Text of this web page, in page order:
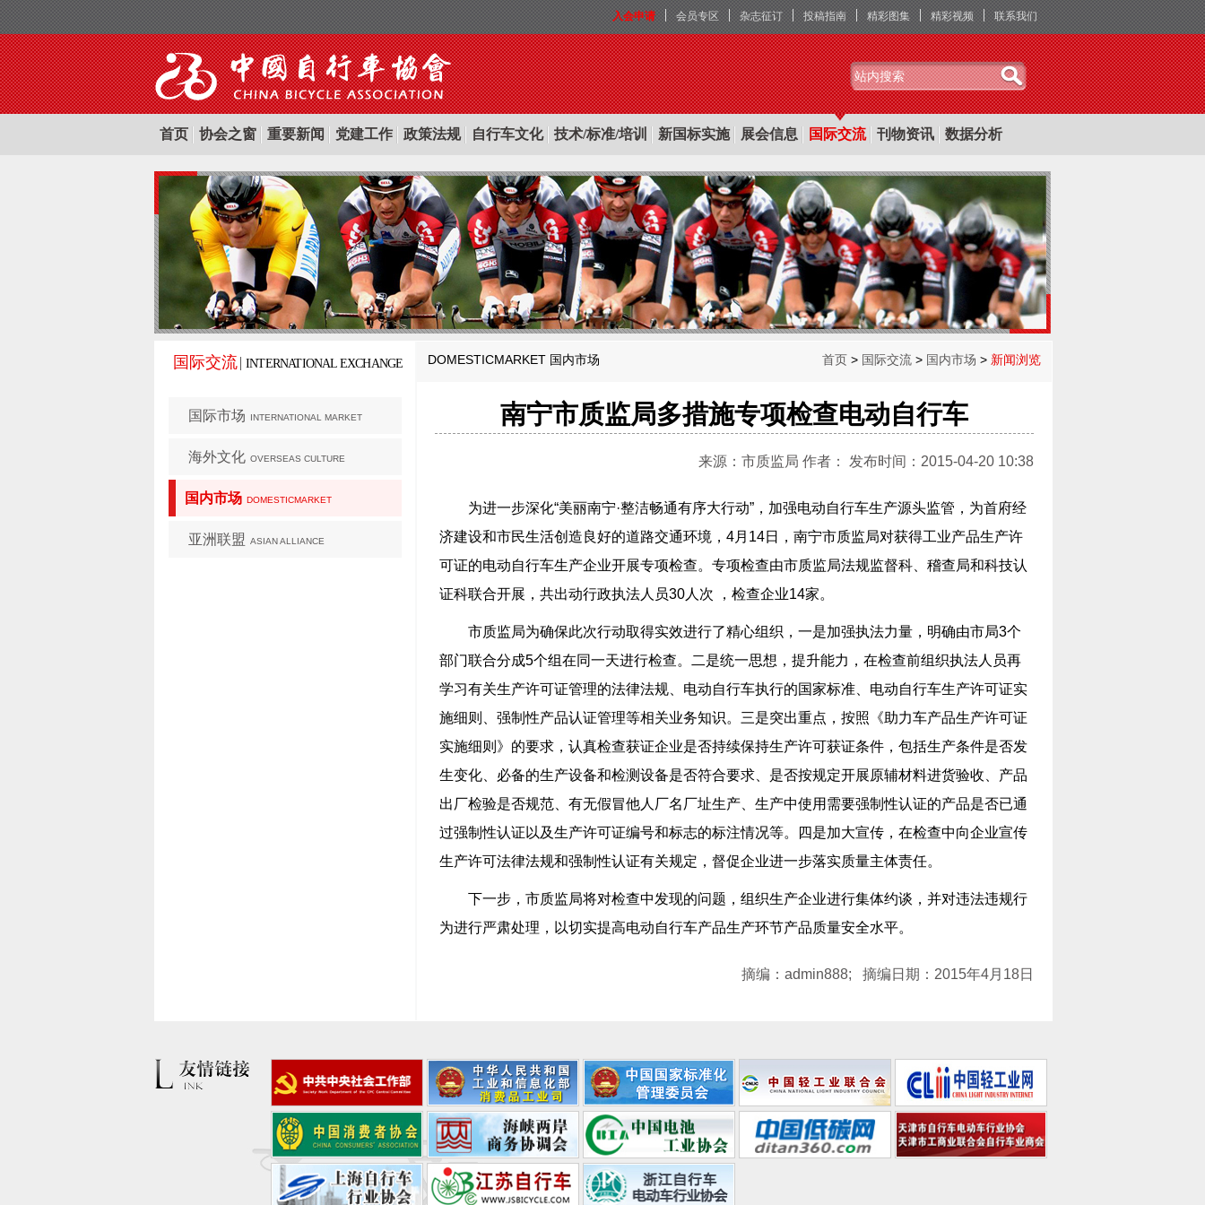
入会申请 会员专区 杂志征订 投稿指南 精彩图集 精彩视频 联系我们
首页 协会之窗 重要新闻 党建工作 政策法规 自行车文化 技术/标准/培训 新国标实施 展会信息 国际交流 刊物资讯 数据分析
国际交流 INTERNATIONAL EXCHANGE
国际市场 INTERNATIONAL MARKET
海外文化 OVERSEAS CULTURE
国内市场 DOMESTICMARKET
亚洲联盟 ASIAN ALLIANCE
DOMESTICMARKET 国内市场 首页 > 国际交流 > 国内市场 > 新闻浏览
南宁市质监局多措施专项检查电动自行车
来源：市质监局 作者： 发布时间：2015-04-20 10:38
为进一步深化“美丽南宁·整洁畅通有序大行动”，加强电动自行车生产源头监管，为首府经
济建设和市民生活创造良好的道路交通环境，4月14日，南宁市质监局对获得工业产品生产许
可证的电动自行车生产企业开展专项检查。专项检查由市质监局法规监督科、稽查局和科技认
证科联合开展，共出动行政执法人员30人次 ，检查企业14家。
市质监局为确保此次行动取得实效进行了精心组织，一是加强执法力量，明确由市局3个
部门联合分成5个组在同一天进行检查。二是统一思想，提升能力，在检查前组织执法人员再
学习有关生产许可证管理的法律法规、电动自行车执行的国家标准、电动自行车生产许可证实
施细则、强制性产品认证管理等相关业务知识。三是突出重点，按照《助力车产品生产许可证
实施细则》的要求，认真检查获证企业是否持续保持生产许可获证条件，包括生产条件是否发
生变化、必备的生产设备和检测设备是否符合要求、是否按规定开展原辅材料进货验收、产品
出厂检验是否规范、有无假冒他人厂名厂址生产、生产中使用需要强制性认证的产品是否已通
过强制性认证以及生产许可证编号和标志的标注情况等。四是加大宣传，在检查中向企业宣传
生产许可法律法规和强制性认证有关规定，督促企业进一步落实质量主体责任。
下一步，市质监局将对检查中发现的问题，组织生产企业进行集体约谈，并对违法违规行
为进行严肃处理，以切实提高电动自行车产品生产环节产品质量安全水平。
摘编：admin888; 摘编日期：2015年4月18日